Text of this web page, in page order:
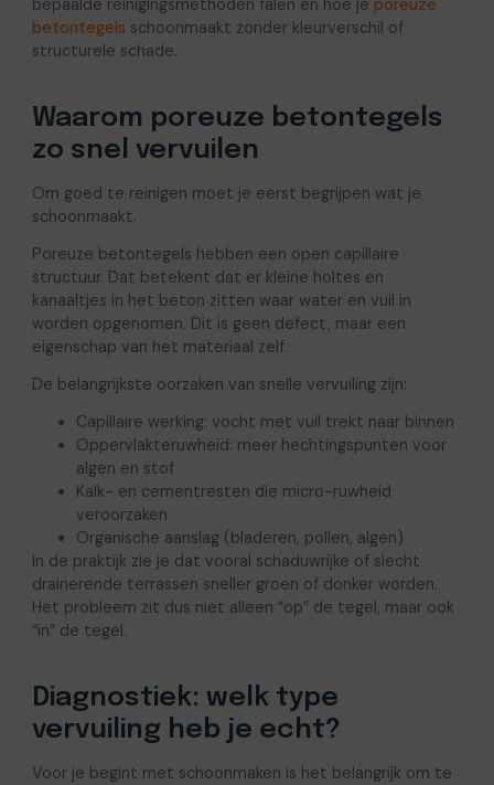
bepaalde reinigingsmethoden falen en hoe je poreuze
betontegels schoonmaakt zonder kleurverschil of
structurele schade.
Waarom poreuze betontegels
zo snel vervuilen
Om goed te reinigen moet je eerst begrijpen wat je
schoonmaakt.
Poreuze betontegels hebben een open capillaire
structuur. Dat betekent dat er kleine holtes en
kanaaltjes in het beton zitten waar water en vuil in
worden opgenomen. Dit is geen defect, maar een
eigenschap van het materiaal zelf.
De belangrijkste oorzaken van snelle vervuiling zijn:
Capillaire werking: vocht met vuil trekt naar binnen
Oppervlakteruwheid: meer hechtingspunten voor
algen en stof
Kalk- en cementresten die micro-ruwheid
veroorzaken
Organische aanslag (bladeren, pollen, algen)
In de praktijk zie je dat vooral schaduwrijke of slecht
drainerende terrassen sneller groen of donker worden.
Het probleem zit dus niet alleen “op” de tegel, maar ook
“in” de tegel.
Diagnostiek: welk type
vervuiling heb je echt?
Voor je begint met schoonmaken is het belangrijk om te